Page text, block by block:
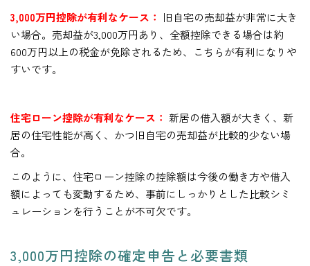
3,000万円控除が有利なケース： 旧自宅の売却益が非常に大き
い場合。売却益が3,000万円あり、全額控除できる場合は約
600万円以上の税金が免除されるため、こちらが有利になりや
すいです。
住宅ローン控除が有利なケース： 新居の借入額が大きく、新
居の住宅性能が高く、かつ旧自宅の売却益が比較的少ない場
合。
このように、住宅ローン控除の控除額は今後の働き方や借入
額によっても変動するため、事前にしっかりとした比較シミ
ュレーションを行うことが不可欠です。
3,000万円控除の確定申告と必要書類